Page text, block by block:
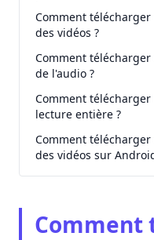
Comment
des vidéos ?
Comment
de l'audio ?
Comment
lecture entière ?
Comment
des vidéos sur
Comment